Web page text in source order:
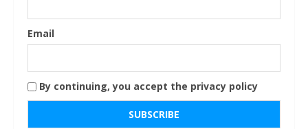
Email
By continuing, you accept the privacy policy